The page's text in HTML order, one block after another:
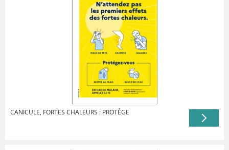
CANICULE, FORTES CHALEURS : PROTÉGE